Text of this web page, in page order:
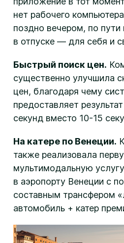
нет рабочего
поздно вечером, по пути
в отпуске — для себя и
Быстрый поиск цен.
существенно улучшила
цен, благодаря чему
предоставляет
секунд вместо 10-15
На катере по Венеции.
также реализовала
мультимодальную
в аэропорту Венеции с
составным трансфером
автомобиль + катер